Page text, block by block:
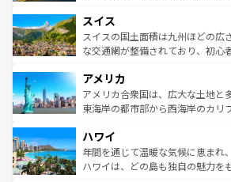
れる地方に足を運ぶとそれぞれで
きるだろう。 なお、新着のフ
を参照してほしい。
は、お酒好きな人にはぜひ体験してほしい。
ドイツ情報はコンテンツ一覧を参
リアごとに異なる魅力がある。ま
ティー、ビール好きにはたまらな
戦など、本場だからこそできる体
ンツ一覧を参照してほしい。
スイス
スイスの国土面積は九州ほどの広
な交通網が整備されており、初心
の建物がそのまま残る町や、スイ
博物館もあり、アルプス観光だけ
ことができる。国民の所得が高い
ば市内交通費無料で観光を楽しむことも
着のスイス情報はコンテンツ一覧
アメリカ
アメリカ合衆国は、広大な土地と
東海岸の都市部から西海岸のカリ
のような巨大都市は、観光、ショ
ンメントが詰まった刺激的なスポ
西部には大自然が広がり、グラン
ハワイ
年間を通じて温暖な気候に恵まれ
ハワイは、どの島も独自の魅力を